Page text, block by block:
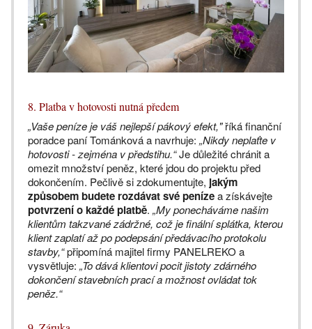
8. Platba v hotovosti nutná předem
„Vaše peníze je váš nejlepší pákový efekt,"říká finanční
poradce paní Tománková a navrhuje: „Nikdy neplaťte v
hotovosti - zejména v předstihu.“Je důležité chránit a
omezit množství peněz, které jdou do projektu před
dokončením. Pečlivě si zdokumentujte, jakým
způsobem budete rozdávat své penízea získávejte
potvrzení o každé platbě. „My ponecháváme našim
klientům takzvané zádržné, což je finální splátka, kterou
klient zaplatí až po podepsání předávacího protokolu
stavby,“připomíná majitel firmy PANELREKO a
vysvětluje: „To dává klientovi pocit jistoty zdárného
dokončení stavebních prací a možnost ovládat tok
peněz.“